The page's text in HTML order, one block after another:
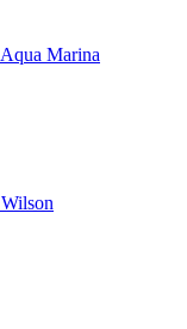
Aqua Marina
Wilson